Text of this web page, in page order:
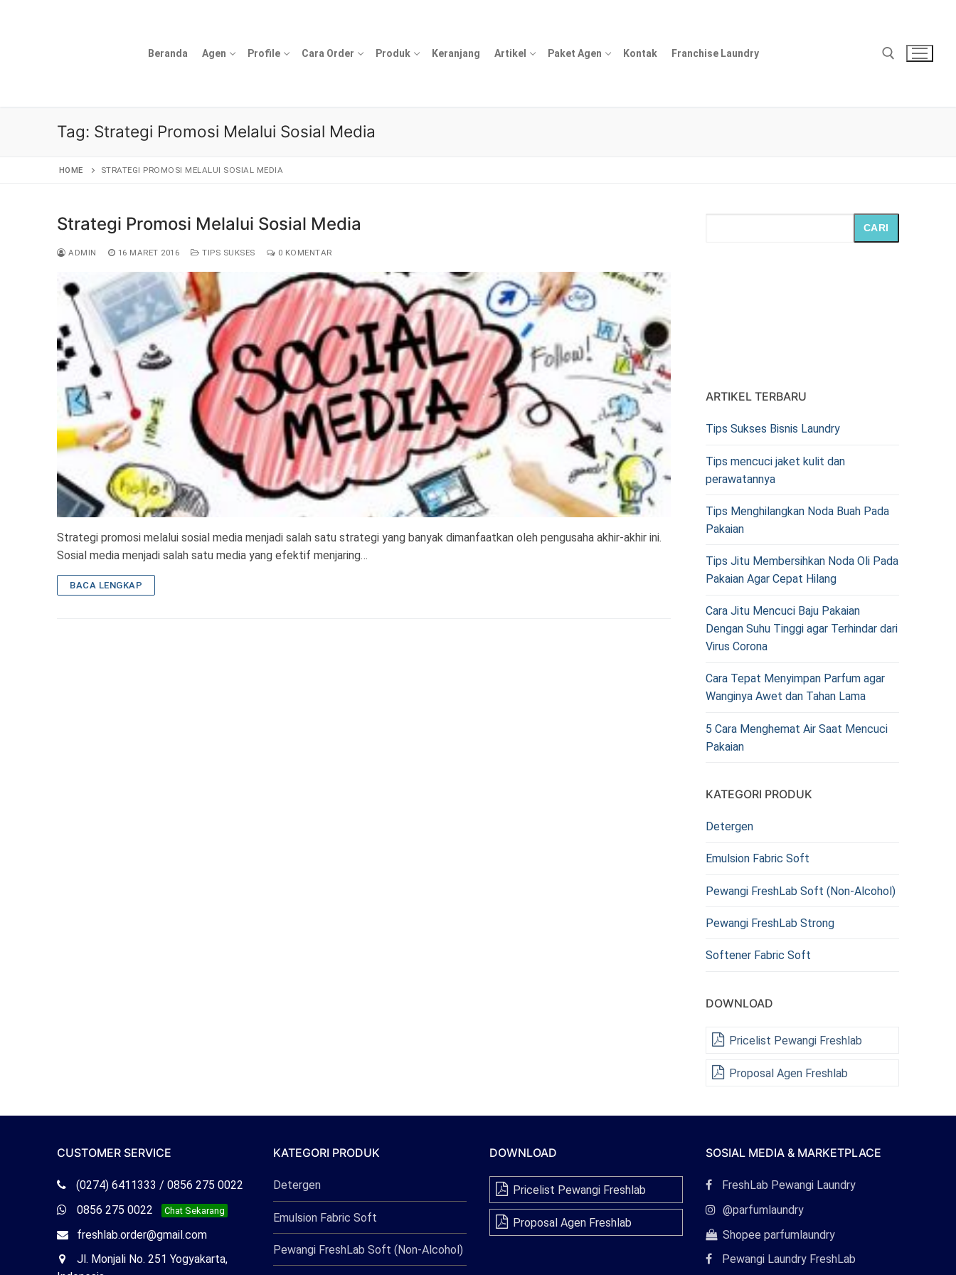
Beranda Agen Profile Cara Order Produk Keranjang Artikel Paket Agen Kontak Franchise Laundry
Tag: Strategi Promosi Melalui Sosial Media
HOME STRATEGI PROMOSI MELALUI SOSIAL MEDIA
Strategi Promosi Melalui Sosial Media
ADMIN 16 MARET 2016 TIPS SUKSES 0 KOMENTAR
Strategi promosi melalui sosial media menjadi salah satu strategi yang banyak dimanfaatkan oleh pengusaha akhir-akhir ini.
Sosial media menjadi salah satu media yang efektif menjaring…
BACA LENGKAP
CARI
ARTIKEL TERBARU
Tips Sukses Bisnis Laundry
Tips mencuci jaket kulit dan
perawatannya
Tips Menghilangkan Noda Buah Pada
Pakaian
Tips Jitu Membersihkan Noda Oli Pada
Pakaian Agar Cepat Hilang
Cara Jitu Mencuci Baju Pakaian
Dengan Suhu Tinggi agar Terhindar dari
Virus Corona
Cara Tepat Menyimpan Parfum agar
Wanginya Awet dan Tahan Lama
5 Cara Menghemat Air Saat Mencuci
Pakaian
KATEGORI PRODUK
Detergen
Emulsion Fabric Soft
Pewangi FreshLab Soft (Non-Alcohol)
Pewangi FreshLab Strong
Softener Fabric Soft
DOWNLOAD
Pricelist Pewangi Freshlab
Proposal Agen Freshlab
CUSTOMER SERVICE
Telepon
Freshlab
(0274) 6411333 / 0856 275 0022
Whatsapp
Freshlab
0856 275 0022 Chat Sekarang
Email
Freshlab
freshlab.order@gmail.com
OfficeJl. Monjali No. 251 Yogyakarta,
KATEGORI PRODUK
Detergen
Emulsion Fabric Soft
Pewangi FreshLab Soft (Non-Alcohol)
DOWNLOAD
Pricelist Pewangi Freshlab
Proposal Agen Freshlab
SOSIAL MEDIA & MARKETPLACE
Tautan
Facebook
FreshLab Pewangi Laundry
Tautan
Instagram
@parfumlaundry
Tautan
Shopee
Shopee parfumlaundry
Pewangi Laundry FreshLab